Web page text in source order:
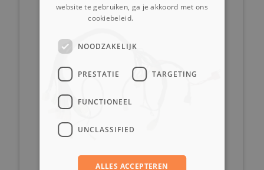
website te gebruiken, ga je akkoord met ons
cookiebeleid.
NOODZAKELIJK
PRESTATIE TARGETING
FUNCTIONEEL
UNCLASSIFIED
ALLES ACCEPTEREN